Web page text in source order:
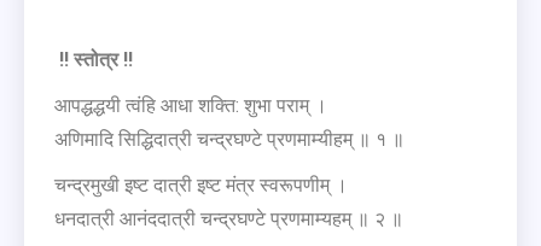
!! स्तोत्र !!
आपद्धद्धयी त्वंहि आधा शक्ति: शुभा पराम् ।
अणिमादि सिद्धिदात्री चन्द्रघण्टे प्रणमाम्यीहम् ॥ १ ॥
चन्द्रमुखी इष्ट दात्री इष्ट मंत्र स्वरूपणीम् ।
धनदात्री आनंददात्री चन्द्रघण्टे प्रणमाम्यहम् ॥ २ ॥